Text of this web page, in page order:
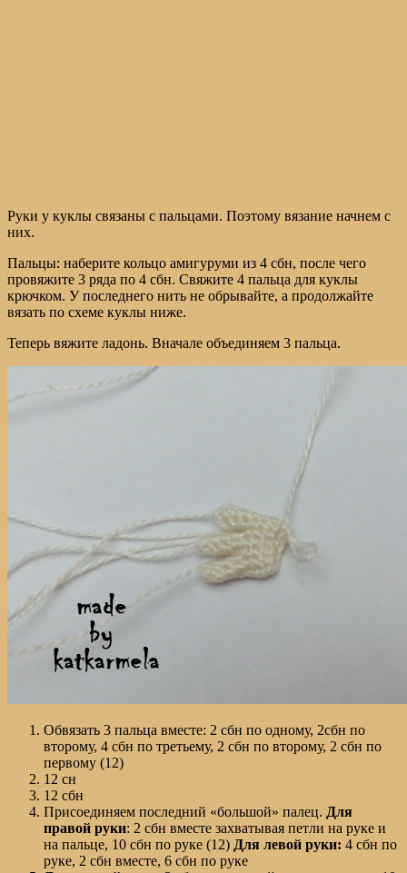
Руки у куклы связаны с пальцами. Поэтому вязание начнем с
них.
Пальцы: наберите кольцо амигуруми из 4 сбн, после чего
провяжите 3 ряда по 4 сбн. Свяжите 4 пальца для куклы
крючком. У последнего нить не обрывайте, а продолжайте
вязать по схеме куклы ниже.
Теперь вяжите ладонь. Вначале объединяем 3 пальца.
Обвязать 3 пальца вместе: 2 сбн по одному, 2сбн по
второму, 4 сбн по третьему, 2 сбн по второму, 2 сбн по
первому (12)
12 сн
12 сбн
Присоединяем последний «большой» палец. Для
правой руки: 2 сбн вместе захватывая петли на руке и
на пальце, 10 сбн по руке (12) Для левой руки: 4 сбн по
руке, 2 сбн вместе, 6 сбн по руке